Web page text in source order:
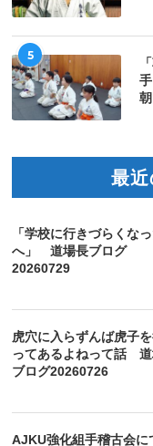
5
最
「学校に行きづらくな
へ」 道場長ブログ
20260729
虎穴に入らずんば虎子
ってあるよねって話
ブログ20260726
AJKU強化組手稽古会